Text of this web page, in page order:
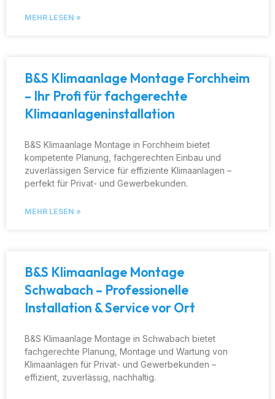
MEHR LESEN »
B&S Klimaanlage Montage Forchheim
– Ihr Profi für fachgerechte
Klimaanlageninstallation
B&S Klimaanlage Montage in Forchheim bietet
kompetente Planung, fachgerechten Einbau und
zuverlässigen Service für effiziente Klimaanlagen –
perfekt für Privat- und Gewerbekunden.
MEHR LESEN »
B&S Klimaanlage Montage
Schwabach – Professionelle
Installation & Service vor Ort
B&S Klimaanlage Montage in Schwabach bietet
fachgerechte Planung, Montage und Wartung von
Klimaanlagen für Privat- und Gewerbekunden –
effizient, zuverlässig, nachhaltig.